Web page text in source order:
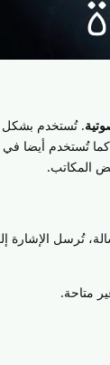
. تُستخدم
تُستخدم أيضا
المكاتب.
تُرسل الإشارة
متاحة.